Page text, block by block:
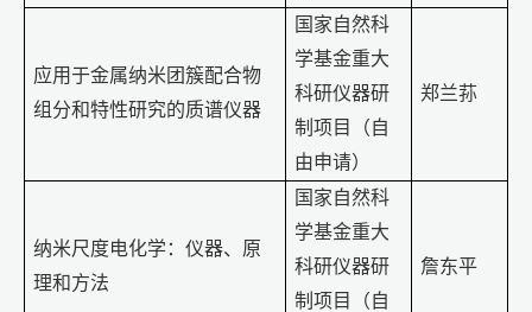
应用于金属纳米团簇配合物
组分和特性研究的质谱仪器
国家自然科
学基金重大
科研仪器研
制项目（自
由申请）
郑兰荪
纳米尺度电化学：仪器、原
理和方法
国家自然科
学基金重大
科研仪器研
制项目（自
詹东平